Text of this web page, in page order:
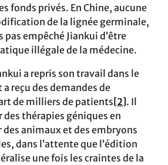
fonds privés. En Chine, aucune
de la lignée germinale,
pas empêché Jiankui d’être
illégale de la médecine.
a repris son travail dans le
reçu des demandes de
de milliers de patients[2]. Il
thérapies géniques en
animaux et des embryons
dans l’attente que l’édition
une fois les craintes de la